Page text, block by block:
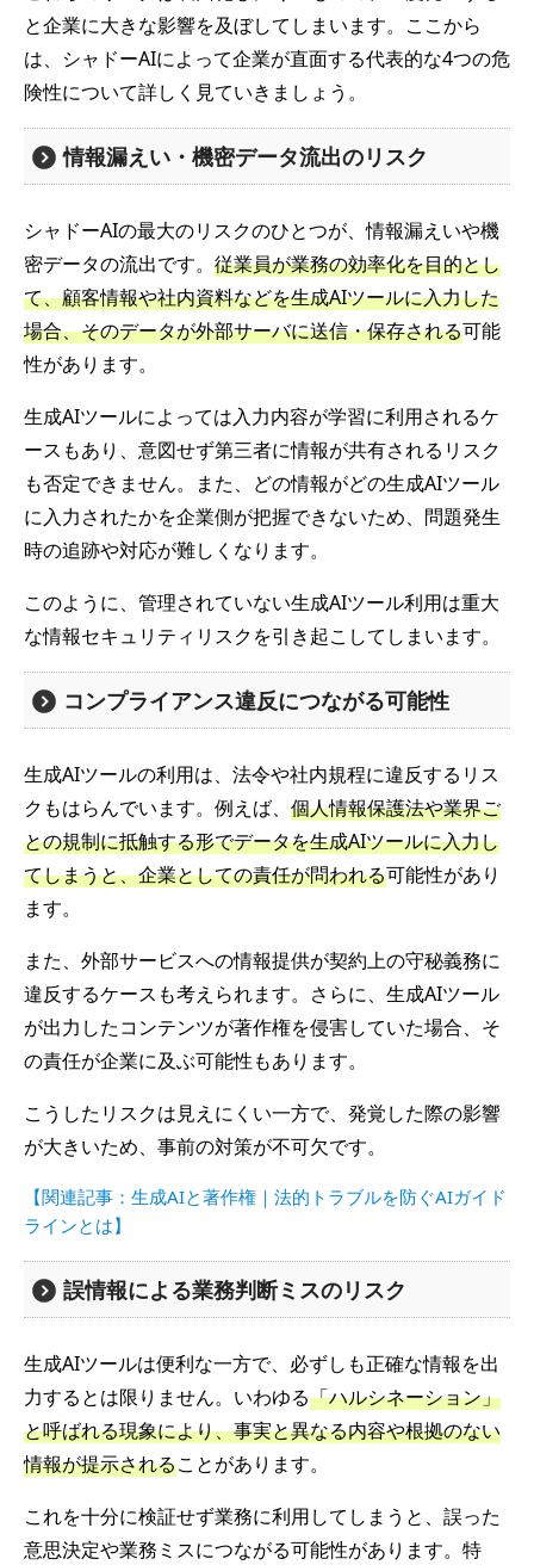
と企業に大きな影響を及ぼしてしまいます。ここから
は、シャドーAIによって企業が直面する代表的な4つの危
険性について詳しく見ていきましょう。
情報漏えい・機密データ流出のリスク
シャドーAIの最大のリスクのひとつが、情報漏えいや機
密データの流出です。 従業員が業務の効率化を目的とし
て、顧客情報や社内資料などを生成AIツールに入力した
場合、そのデータが外部サーバに送信・保存される可能
性があります。
生成AIツールによっては入力内容が学習に利用されるケ
ースもあり、意図せず第三者に情報が共有されるリスク
も否定できません。また、どの情報がどの生成AIツール
に入力されたかを企業側が把握できないため、問題発生
時の追跡や対応が難しくなります。
このように、管理されていない生成AIツール利用は重大
な情報セキュリティリスクを引き起こしてしまいます。
コンプライアンス違反につながる可能性
生成AIツールの利用は、法令や社内規程に違反するリス
クもはらんでいます。例えば、 個人情報保護法や業界ご
との規制に抵触する形でデータを生成AIツールに入力し
てしまうと、企業としての責任が問われる可能性があり
ます。
また、外部サービスへの情報提供が契約上の守秘義務に
違反するケースも考えられます。さらに、生成AIツール
が出力したコンテンツが著作権を侵害していた場合、そ
の責任が企業に及ぶ可能性もあります。
こうしたリスクは見えにくい一方で、発覚した際の影響
が大きいため、事前の対策が不可欠です。
【関連記事：生成AIと著作権｜法的トラブルを防ぐAIガイド
ラインとは】
誤情報による業務判断ミスのリスク
生成AIツールは便利な一方で、必ずしも正確な情報を出
力するとは限りません。いわゆる「ハルシネーション」
と呼ばれる現象により、事実と異なる内容や根拠のない
情報が提示されることがあります。
これを十分に検証せず業務に利用してしまうと、誤った
意思決定や業務ミスにつながる可能性があります。特